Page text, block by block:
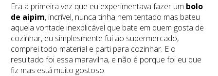
Era a primeira vez que eu experimentava fazer um bolo
de aipim, incrível, nunca tinha nem tentado mas bateu
aquela vontade inexplicável que bate em quem gosta de
cozinhar, eu simplesmente fui ao supermercado,
comprei todo material e parti para cozinhar. E o
resultado foi essa maravilha, e não é porque foi eu que
fiz mas está muito gostoso.